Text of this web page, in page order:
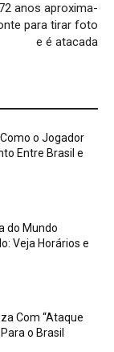
anos aproxima-
para tirar foto
e é atacada
o Jogador
Entre Brasil e
do Mundo
Veja Horários e
Com “Ataque
o Brasil